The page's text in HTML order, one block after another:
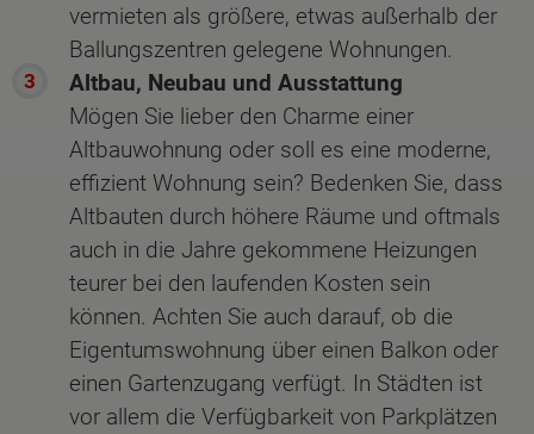
vermieten als größere, etwas außerhalb der
Ballungszentren gelegene Wohnungen.
Altbau, Neubau und Ausstattung
Mögen Sie lieber den Charme einer
Altbauwohnung oder soll es eine moderne,
effizient Wohnung sein? Bedenken Sie, dass
Altbauten durch höhere Räume und oftmals
auch in die Jahre gekommene Heizungen
teurer bei den laufenden Kosten sein
können. Achten Sie auch darauf, ob die
Eigentumswohnung über einen Balkon oder
einen Gartenzugang verfügt. In Städten ist
vor allem die Verfügbarkeit von Parkplätzen